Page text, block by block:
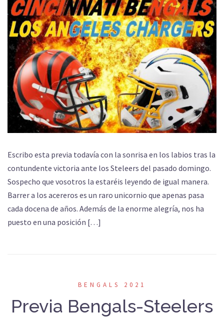
Escribo esta previa todavía con la sonrisa en los labios tras la
contundente victoria ante los Steleers del pasado domingo.
Sospecho que vosotros la estaréis leyendo de igual manera.
Barrer a los acereros es un raro unicornio que apenas pasa
cada docena de años. Además de la enorme alegría, nos ha
puesto en una posición […]
BENGALS 2021
Previa Bengals-Steelers